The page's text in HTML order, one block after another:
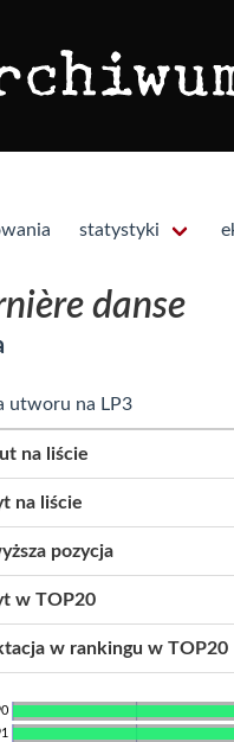
statystyki
danse
utworu na LP3
na liście
na liście
pozycja
w TOP20
w rankingu w TOP20